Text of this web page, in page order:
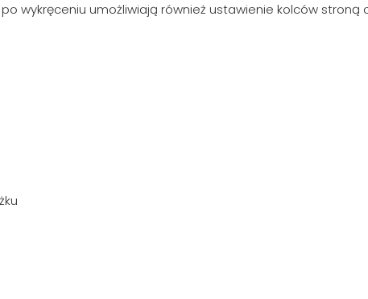
wykręceniu umożliwiają również ustawienie kolców